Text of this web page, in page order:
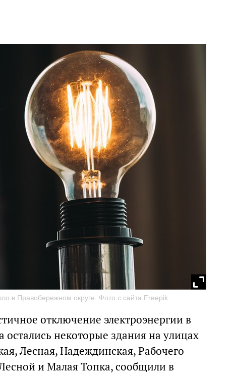
в Правобережном округе. Фото с сайта Freepik
отключение электроэнергии в
некоторые здания на улицах
Лесная, Надеждинская, Рабочего
и Малая Топка, сообщили в